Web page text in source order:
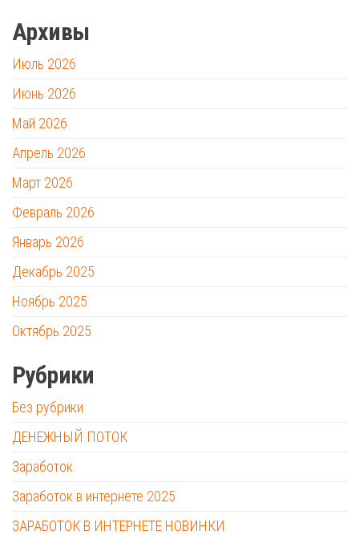
Архивы
Июль 2026
Июнь 2026
Май 2026
Апрель 2026
Март 2026
Февраль 2026
Январь 2026
Декабрь 2025
Ноябрь 2025
Октябрь 2025
Рубрики
Без рубрики
ДЕНЕЖНЫЙ ПОТОК
Заработок
Заработок в интернете 2025
ЗАРАБОТОК В ИНТЕРНЕТЕ НОВИНКИ